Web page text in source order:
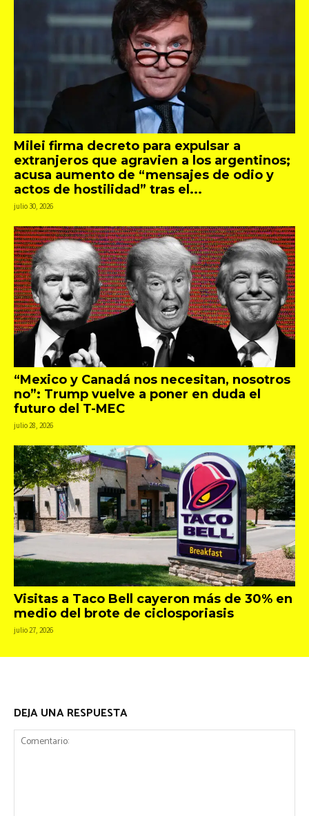
Milei firma decreto para expulsar a
extranjeros que agravien a los argentinos;
acusa aumento de “mensajes de odio y
actos de hostilidad” tras el...
julio 30, 2026
“Mexico y Canadá nos necesitan, nosotros
no”: Trump vuelve a poner en duda el
futuro del T-MEC
julio 28, 2026
Visitas a Taco Bell cayeron más de 30% en
medio del brote de ciclosporiasis
julio 27, 2026
DEJA UNA RESPUESTA